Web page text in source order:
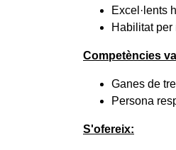
Excel·lents
Habilitat per
Competències
Ganes de
Persona
S'ofereix: